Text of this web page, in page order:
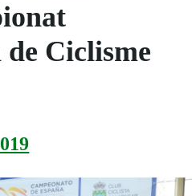
Ciclisme